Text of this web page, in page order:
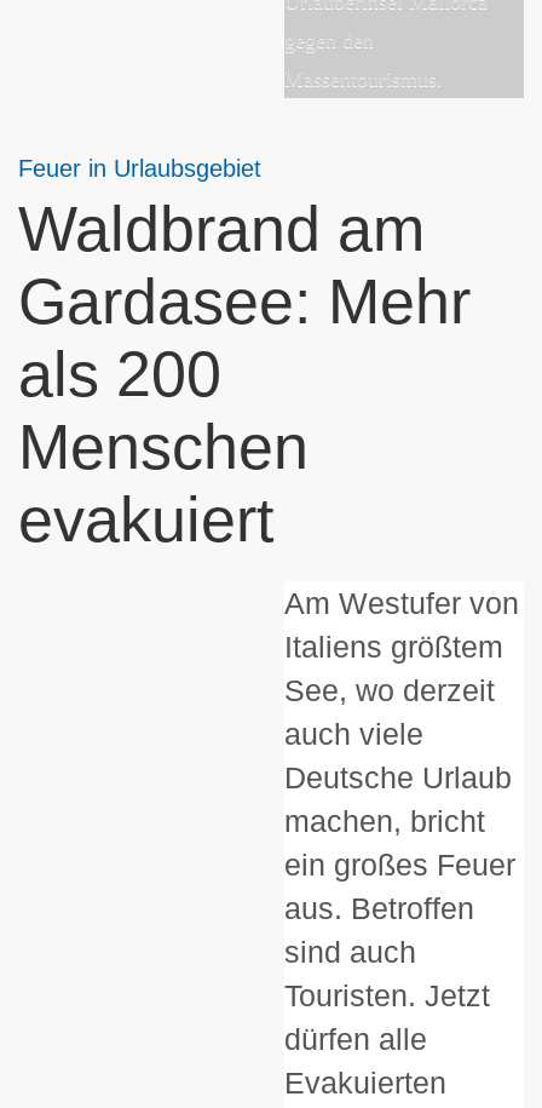
Feuer in Urlaubsgebiet
Waldbrand am
Gardasee: Mehr
als 200
Menschen
evakuiert
Am Westufer von
Italiens größtem
See, wo derzeit
auch viele
Deutsche Urlaub
machen, bricht
ein großes Feuer
aus. Betroffen
sind auch
Touristen. Jetzt
dürfen alle
Evakuierten